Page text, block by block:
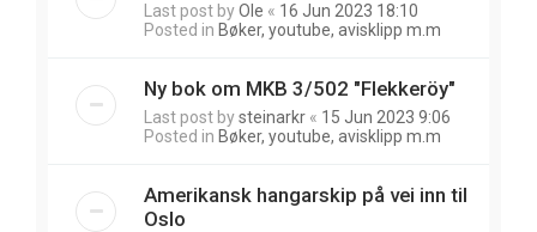
Last post byOle « 16 Jun 2023 18:10
Posted in Bøker, youtube, avisklipp m.m
Ny bok om MKB 3/502 "Flekkeröy"
Last post bysteinarkr « 15 Jun 2023 9:06
Posted in Bøker, youtube, avisklipp m.m
Amerikansk hangarskip på vei inn til
Oslo